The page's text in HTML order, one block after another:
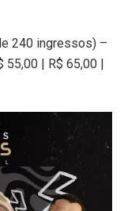
240 ingressos) –
55,00 | R$ 65,00 |